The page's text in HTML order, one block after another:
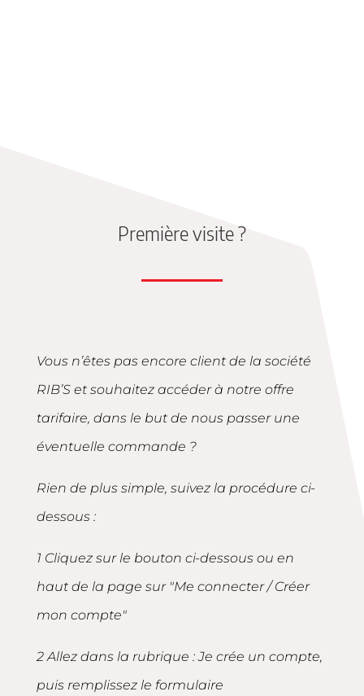
Première visite ?
Vous n’êtes pas encore client de la société
RIB’S et souhaitez accéder à notre offre
tarifaire, dans le but de nous passer une
éventuelle commande ?
Rien de plus simple, suivez la procédure ci-
dessous :
1 Cliquez sur le bouton ci-dessous ou en
haut de la page sur "Me connecter / Créer
mon compte"
2 Allez dans la rubrique : Je crée un compte,
puis remplissez le formulaire